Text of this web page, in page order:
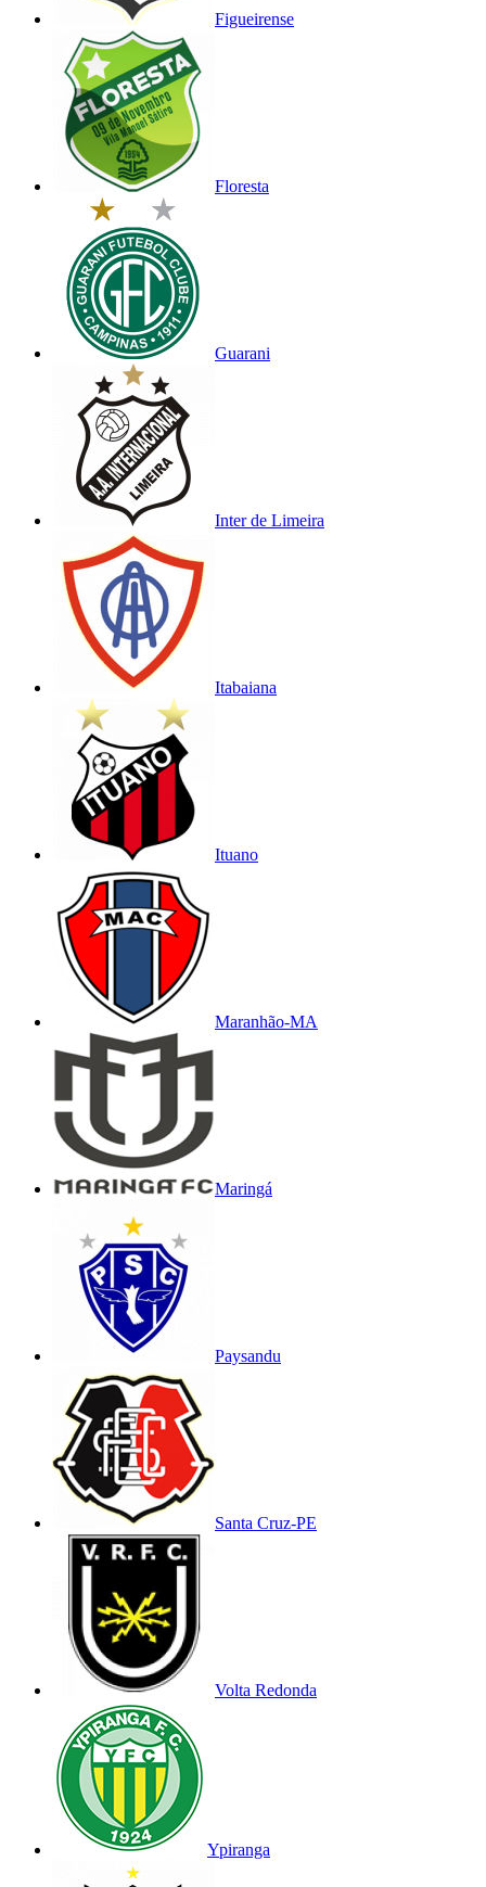
Figueirense
Floresta
Guarani
Inter de Limeira
Itabaiana
Ituano
Maranhão-MA
Maringá
Paysandu
Santa Cruz-PE
Volta Redonda
Ypiranga